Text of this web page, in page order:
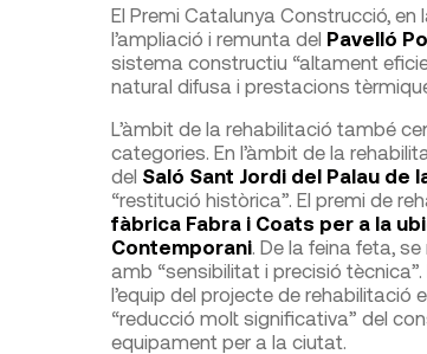
El Premi Catalunya Construcció, en
l’ampliació i remunta del Pavelló
sistema constructiu “altament
natural difusa i prestacions
L’àmbit de la rehabilitació també
categories. En l’àmbit de la
del Saló Sant Jordi del Palau de
“restitució històrica”. El premi de
fàbrica Fabra i Coats per a la
Contemporani. De la feina feta,
amb “sensibilitat i precisió
l’equip del projecte de rehabilitació
“reducció molt significativa” del
equipament per a la ciutat.